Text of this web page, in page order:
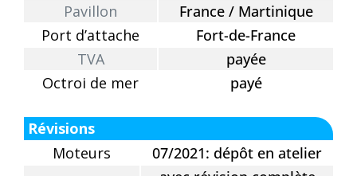
Pavillon
France / Martinique
Port d’attache
Fort-de-France
TVA
payée
Octroi de mer
payé
Révisions
Moteurs
07/2021: dépôt en atelier